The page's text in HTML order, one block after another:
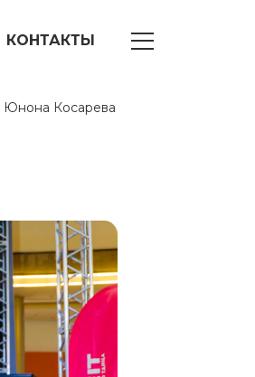
КОНТАКТЫ
Юнона Косарева